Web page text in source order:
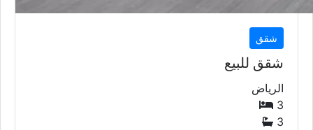
شقق
شقق للبيع
الرياض
3
3